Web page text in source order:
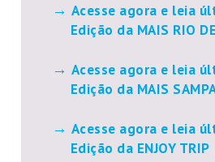
Acesse agora e leia
Edição da MAIS RIO
Acesse agora e leia
Edição da MAIS
Acesse agora e leia
Edição da ENJOY TRIP